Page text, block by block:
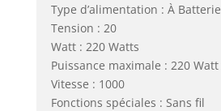
Type d’alimentation : À Batterie
Tension : 20
Watt : 220 Watts
Puissance maximale : 220 Watt
Vitesse : 1000
Fonctions spéciales : Sans fil